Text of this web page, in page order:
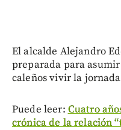
El alcalde Alejandro
preparada para
caleños vivir la
Puede leer: Cuatro
crónica de la relación